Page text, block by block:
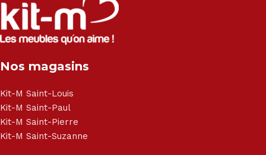
Canapé lit - Cuisine sur-mesure - Fauteuil - Armoire - Table
et chaise - Meuble de salle de bain - Literie - Lit - Bureau -
Électroménager - Télévision led - Réfrigérateur -
- Matelas - Hifi Hitachi, LG, Sharp, Philips, Bosh, Moulinex,
Haier, Sony, Cecotec, Westpoint, Dyson.
Nos magasins
Kit-M Saint-Louis
Kit-M Saint-Paul
Kit-M Saint-Pierre
Kit-M Saint-Suzanne